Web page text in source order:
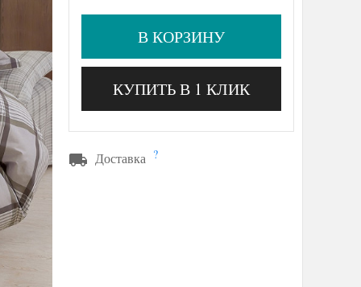
В КОРЗИНУ
КУПИТЬ В 1 КЛИК
Доставка ?